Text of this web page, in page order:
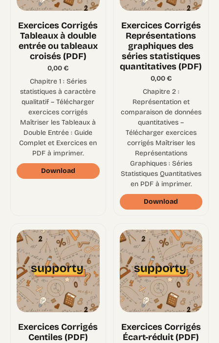
Exercices Corrigés
Tableaux à double
entrée ou tableaux
croisés (PDF)
0,00€
Chapitre 1 : Séries
statistiques à caractère
qualitatif – Télécharger
exercices corrigés
Maîtriser les Tableaux à
Double Entrée : Guide
Complet et Exercices en
PDF à imprimer.
Download
Exercices Corrigés
Représentations
graphiques des
séries statistiques
quantitatives (PDF)
0,00€
Chapitre 2 :
Représentation et
comparaison de données
quantitatives –
Télécharger exercices
corrigés Maîtriser les
Représentations
Graphiques : Séries
Statistiques Quantitatives
en PDF à imprimer.
Download
Exercices Corrigés
Centiles (PDF)
Exercices Corrigés
Écart-réduit (PDF)